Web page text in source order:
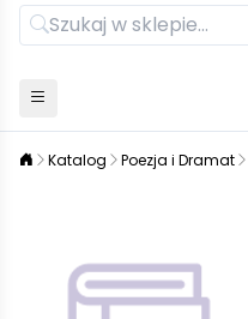
Katalog Poezja i Dramat